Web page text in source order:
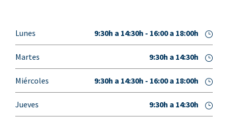
Lunes 9:30h a 14:30h - 16:00 a 18:00h
Martes 9:30h a 14:30h
Miércoles 9:30h a 14:30h - 16:00 a 18:00h
Jueves 9:30h a 14:30h